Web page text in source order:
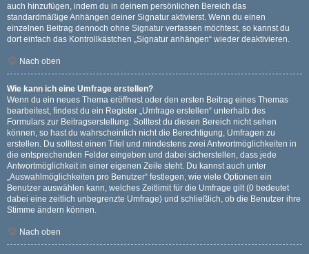
auch hinzufügen, indem du in deinem persönlichen Bereich das
standardmäßige Anhängen deiner Signatur aktivierst. Wenn du einen
einzelnen Beitrag dennoch ohne Signatur verfassen möchtest, so kannst du
dort einfach das Kontrollkästchen „Signatur anhängen“ wieder deaktivieren.
Nach oben
Wie kann ich eine Umfrage erstellen?
Wenn du ein neues Thema eröffnest oder den ersten Beitrag eines Themas
bearbeitest, findest du ein Register „Umfrage erstellen“ unterhalb des
Formulars zur Beitragserstellung. Solltest du diesen Bereich nicht sehen
können, so hast du wahrscheinlich nicht die Berechtigung, Umfragen zu
erstellen. Du solltest einen Titel und mindestens zwei Antwortmöglichkeiten in
die entsprechenden Felder eingeben und dabei sicherstellen, dass jede
Antwortmöglichkeit in einer eigenen Zeile steht. Du kannst auch unter
„Auswahlmöglichkeiten pro Benutzer“ festlegen, wie viele Optionen ein
Benutzer auswählen kann, welches Zeitlimit für die Umfrage gilt (0 bedeutet
dabei eine zeitlich unbegrenzte Umfrage) und schließlich, ob die Benutzer ihre
Stimme ändern können.
Nach oben